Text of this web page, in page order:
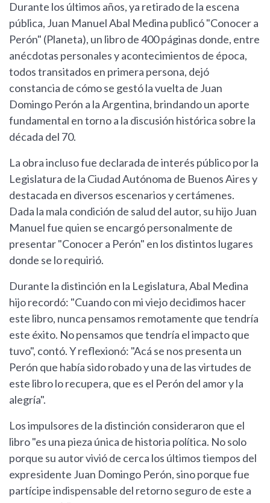
Durante los últimos años, ya retirado de la escena
pública, Juan Manuel Abal Medina publicó "Conocer a
Perón" (Planeta), un libro de 400 páginas donde, entre
anécdotas personales y acontecimientos de época,
todos transitados en primera persona, dejó
constancia de cómo se gestó la vuelta de Juan
Domingo Perón a la Argentina, brindando un aporte
fundamental en torno a la discusión histórica sobre la
década del 70.
La obra incluso fue declarada de interés público por la
Legislatura de la Ciudad Autónoma de Buenos Aires y
destacada en diversos escenarios y certámenes.
Dada la mala condición de salud del autor, su hijo Juan
Manuel fue quien se encargó personalmente de
presentar "Conocer a Perón" en los distintos lugares
donde se lo requirió.
Durante la distinción en la Legislatura, Abal Medina
hijo recordó: "Cuando con mi viejo decidimos hacer
este libro, nunca pensamos remotamente que tendría
este éxito. No pensamos que tendría el impacto que
tuvo", contó. Y reflexionó: "Acá se nos presenta un
Perón que había sido robado y una de las virtudes de
este libro lo recupera, que es el Perón del amor y la
alegría".
Los impulsores de la distinción consideraron que el
libro "es una pieza única de historia política. No solo
porque su autor vivió de cerca los últimos tiempos del
expresidente Juan Domingo Perón, sino porque fue
partícipe indispensable del retorno seguro de este a